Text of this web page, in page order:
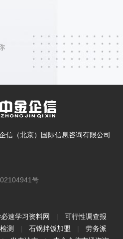
信（北京）国际信息咨询有限公司
号
速学习资料网 |
可行性调查报
测 | 石锅拌饭加盟 |
劳务派